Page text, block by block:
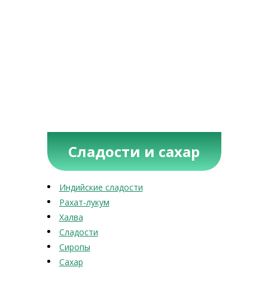
Сладости и сахар
Индийские сладости
Рахат-лукум
Халва
Сладости
Сиропы
Сахар